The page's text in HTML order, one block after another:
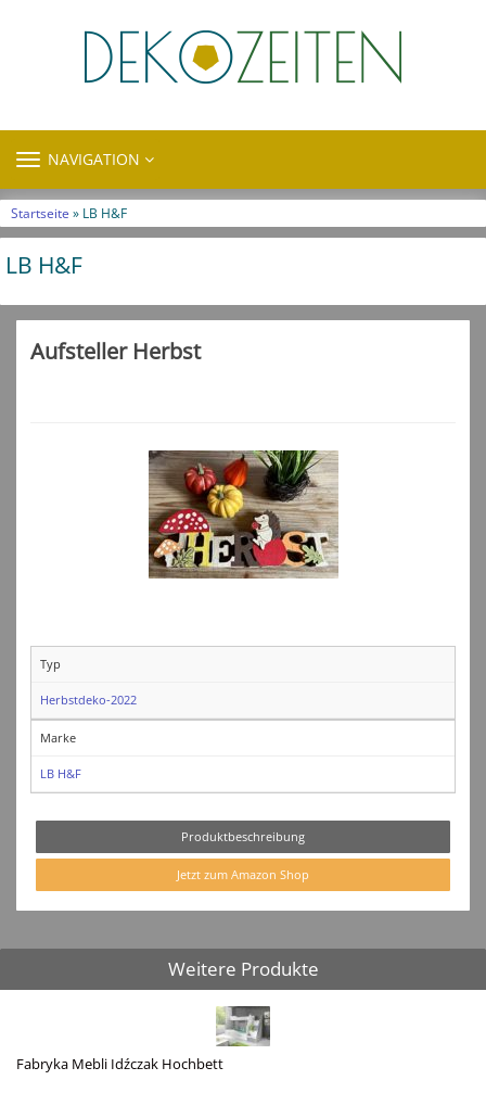
TOGGLE
NAVIGATION
Startseite » LB H&F
LB H&F
Aufsteller Herbst
Typ
Herbstdeko-2022
Marke
LB H&F
Produktbeschreibung
Jetzt zum Amazon Shop
Weitere Produkte
Fabryka Mebli Idźczak Hochbett